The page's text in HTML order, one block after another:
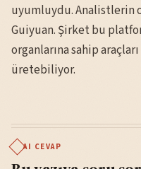
uyumluydu. Analistlerin
Guiyuan. Şirket bu
organlarına sahip
üretebiliyor.
AI CEVAP